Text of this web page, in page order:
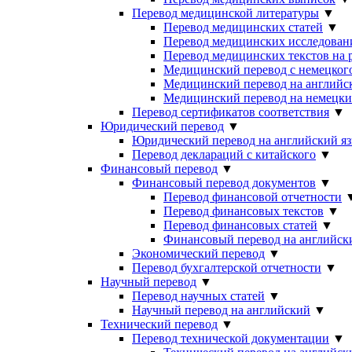
Перевод медицинской литературы ▼
Перевод медицинских статей ▼
Перевод медицинских
Перевод медицинских текстов на
Медицинский перевод с
Медицинский перевод на
Медицинский перевод на
Перевод сертификатов соответствия ▼
Юридический перевод ▼
Юридический перевод на английский
Перевод деклараций с китайского ▼
Финансовый перевод ▼
Финансовый перевод документов ▼
Перевод финансовой отчетности
Перевод финансовых текстов ▼
Перевод финансовых статей ▼
Финансовый перевод на
Экономический перевод ▼
Перевод бухгалтерской отчетности ▼
Научный перевод ▼
Перевод научных статей ▼
Научный перевод на английский ▼
Технический перевод ▼
Перевод технической документации ▼